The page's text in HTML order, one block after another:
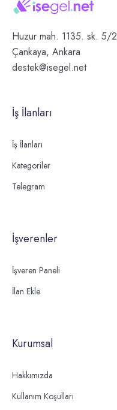
Huzur mah. 1135. sk. 5/2
Çankaya, Ankara
destek@isegel.net
İş İlanları
İş İlanları
Kategoriler
Telegram
İşverenler
İşveren Paneli
İlan Ekle
Kurumsal
Hakkımızda
Kullanım Koşulları